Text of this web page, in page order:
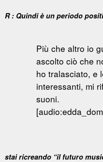
R : Quindi è un periodo
Più che altro io
ascolto ciò che
ho tralasciato, e
interessanti, mi
suoni.
stai ricreando “il futuro